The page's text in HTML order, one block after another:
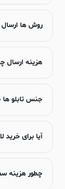
روش ها
هزینه ارسال
جنس تابلو
آیا برای
چطور هزینه